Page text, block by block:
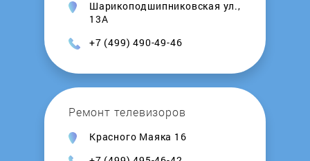
Lelit
Leran
Шарикоподшипниковская ул.,
13А
+7 (499) 490-49-46
Ремонт телевизоров
Красного Маяка 16